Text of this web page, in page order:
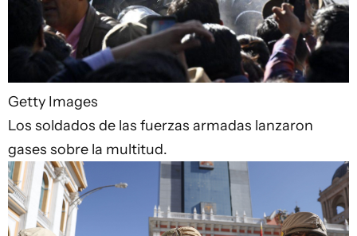
Getty Images
Los soldados de las fuerzas armadas lanzaron
gases sobre la multitud.